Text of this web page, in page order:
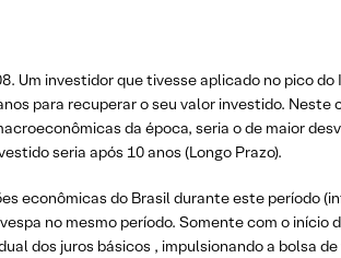
Um investidor que tivesse aplicado no pico
para recuperar o seu valor investido.
da época, seria o de maior
seria após 10 anos (Longo Prazo).
econômicas do Brasil durante este período
no mesmo período. Somente com o
dos juros básicos , impulsionando a bolsa